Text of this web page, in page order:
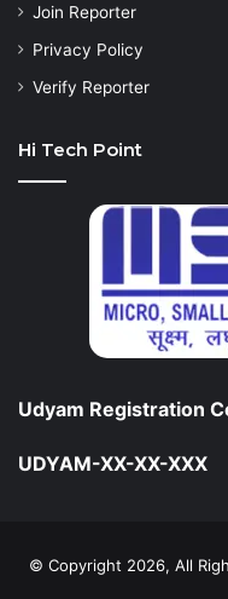
Join Reporter
Privacy Policy
Verify Reporter
Hi Tech Point
Udyam Registration
UDYAM-XX-XX-XXX
© Copyright 2026, All